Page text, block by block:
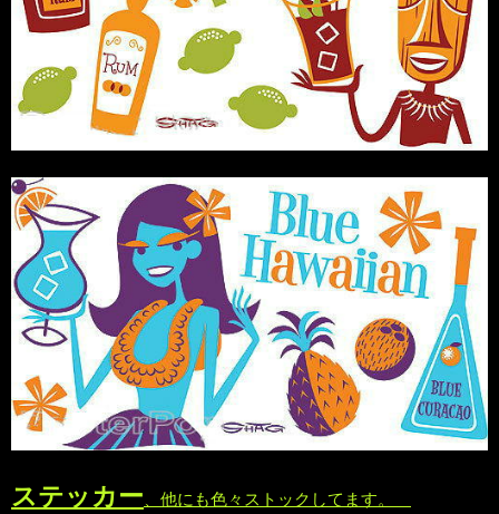
ステッカー 、他にも色々ストックしてます。